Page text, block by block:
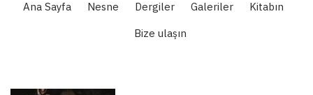
navigation
Ana Sayfa Nesne Dergiler Galeriler
Kitabın
Bize ulaşın